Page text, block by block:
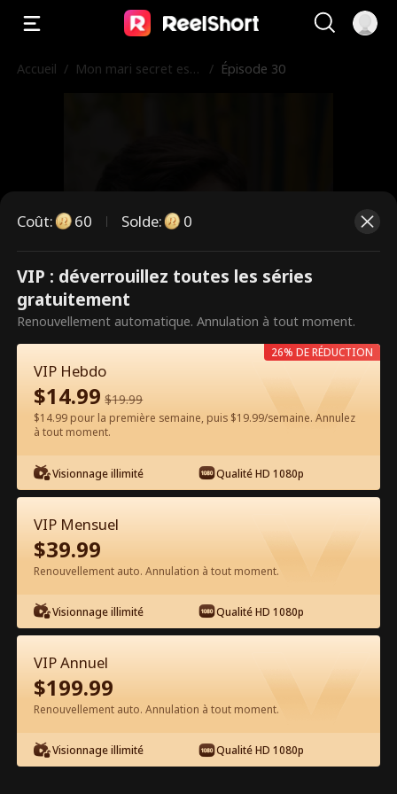
Accueil / Mon mari secret est
/ Épisode 30
Ce sont des épisodes payants.
Débloquez pour regarder.
60 Débloquer maintenant
Épisode 30 - Mon mari secret est mon
patron Film complet
0-49 50-72 Tous les épisodes
30
Coût: 60 Solde: 0
VIP : déverrouillez toutes les séries
gratuitement
Renouvellement automatique. Annulation à tout moment.
VIP Hebdo
$14.99 $19.99
$14.99 pour la première semaine, puis $19.99/semaine. Annulez
à tout moment.
Visionnage illimité Qualité HD 1080p
26% DE RÉDUCTION
VIP Mensuel
$39.99
Renouvellement auto. Annulation à tout moment.
Visionnage illimité Qualité HD 1080p
VIP Annuel
$199.99
Renouvellement auto. Annulation à tout moment.
Visionnage illimité Qualité HD 1080p